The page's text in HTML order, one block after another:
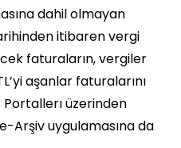
dahil olmayan
itibaren vergi
faturaların, vergiler
aşanlar faturalarını
üzerinden
Arşiv uygulamasına da